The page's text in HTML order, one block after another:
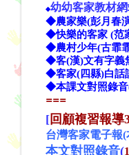
◆幼幼客家教材網
◆農家樂(彭月春
◆快樂的客家 (范
◆農村少年(古霏
◆客(漢)文有字義
◆客家(四縣)白話
◆本課文對照錄音
===
[回顧複習報導
台灣客家電子報(
本文對照錄音(